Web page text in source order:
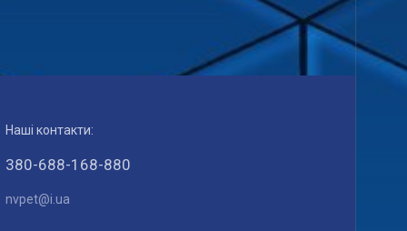
Наші контакти:
380-688-168-880
nvpet@i.ua